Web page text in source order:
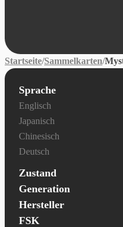
Startseite/Sammelkarten/
Sprache
Karten - Sprache
Englisch
Japanisch
Chinesisch
Deutsch
Zustand
Generation
Hersteller
FSK